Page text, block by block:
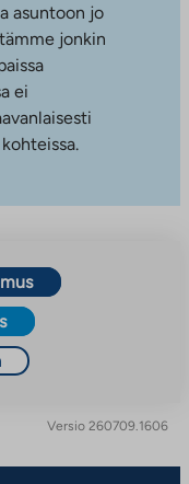
asuntoon jo
jonkin
ei
Versio 260709.1606